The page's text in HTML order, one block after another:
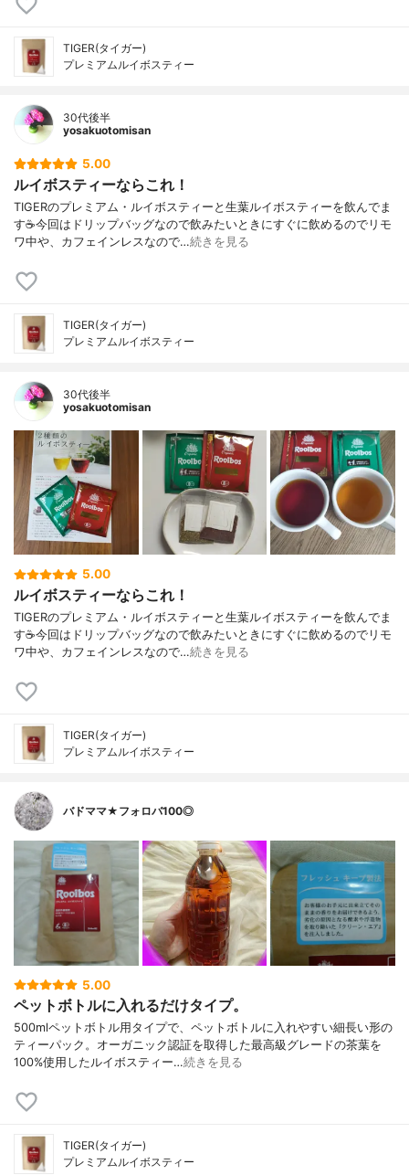
TIGER(タイガー)
プレミアムルイボスティー
30代後半
yosakuotomisan
5.00
ルイボスティーならこれ！
TIGERのプレミアム・ルイボスティーと生葉ルイボスティーを飲んでま
す☕今回はドリップバッグなので飲みたいときにすぐに飲めるのでリモ
ワ中や、カフェインレスなので…続きを見る
TIGER(タイガー)
プレミアムルイボスティー
30代後半
yosakuotomisan
5.00
ルイボスティーならこれ！
TIGERのプレミアム・ルイボスティーと生葉ルイボスティーを飲んでま
す☕今回はドリップバッグなので飲みたいときにすぐに飲めるのでリモ
ワ中や、カフェインレスなので…続きを見る
TIGER(タイガー)
プレミアムルイボスティー
バドママ★フォロバ100◎
5.00
ペットボトルに入れるだけタイプ。
500mlペットボトル用タイプで、ペットボトルに入れやすい細長い形の
ティーパック。オーガニック認証を取得した最高級グレードの茶葉を
100%使用したルイボスティー…続きを見る
TIGER(タイガー)
プレミアムルイボスティー